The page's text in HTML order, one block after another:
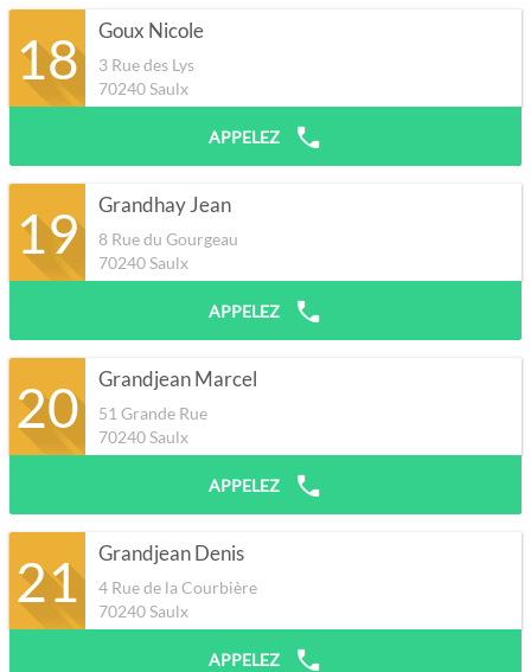
18 Goux Nicole
3 Rue des Lys
70240Saulx
APPELEZ
19 Grandhay Jean
8 Rue du Gourgeau
70240Saulx
APPELEZ
20 Grandjean Marcel
51 Grande Rue
70240Saulx
APPELEZ
21 Grandjean Denis
4 Rue de la Courbière
70240Saulx
APPELEZ